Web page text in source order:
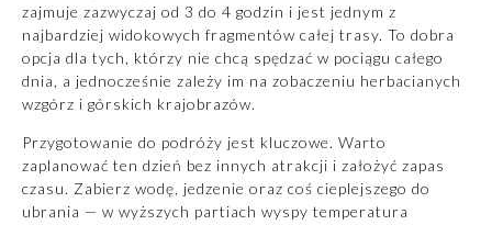
zajmuje zazwyczaj od 3 do 4 godzin i jest jednym z
najbardziej widokowych fragmentów całej trasy. To dobra
opcja dla tych, którzy nie chcą spędzać w pociągu całego
dnia, a jednocześnie zależy im na zobaczeniu herbacianych
wzgórz i górskich krajobrazów.
Przygotowanie do podróży jest kluczowe. Warto
zaplanować ten dzień bez innych atrakcji i założyć zapas
czasu. Zabierz wodę, jedzenie oraz coś cieplejszego do
ubrania — w wyższych partiach wyspy temperatura